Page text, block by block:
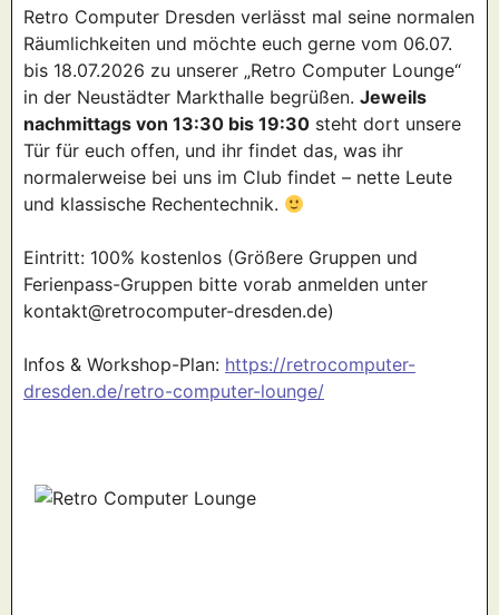
Retro Computer Dresden verlässt mal seine normalen
Räumlichkeiten und möchte euch gerne vom 06.07.
bis 18.07.2026 zu unserer „Retro Computer Lounge“
in der Neustädter Markthalle begrüßen. Jeweils
nachmittags von 13:30 bis 19:30 steht dort unsere
Tür für euch offen, und ihr findet das, was ihr
normalerweise bei uns im Club findet – nette Leute
und klassische Rechentechnik.
Eintritt: 100% kostenlos (Größere Gruppen und
Ferienpass-Gruppen bitte vorab anmelden unter
kontakt@retrocomputer-dresden.de)
Infos & Workshop-Plan: https://retrocomputer-
dresden.de/retro-computer-lounge/